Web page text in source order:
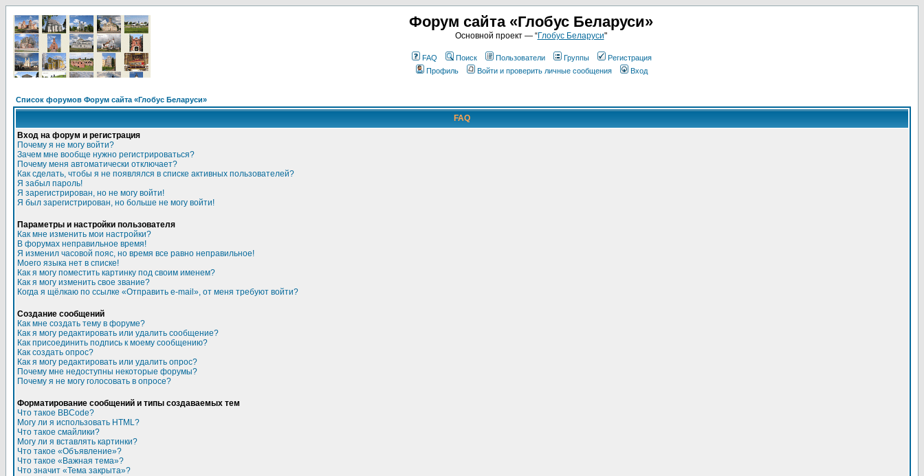
Форум сайта «Глобус Беларуси»
Основной проект — “Глобус Беларуси"
FAQ Поиск Пользователи Группы
Регистрация
Профиль
Войти и проверить личные сообщения Вход
Список форумов Форум сайта «Глобус Беларуси»
FAQ
Вход на форум и регистрация
Почему я не могу войти?
Зачем мне вообще нужно регистрироваться?
Почему меня автоматически отключает?
Как сделать, чтобы я не появлялся в списке активных пользователей?
Я забыл пароль!
Я зарегистрирован, но не могу войти!
Я был зарегистрирован, но больше не могу войти!
Параметры и настройки пользователя
Как мне изменить мои настройки?
В форумах неправильное время!
Я изменил часовой пояс, но время все равно неправильное!
Моего языка нет в списке!
Как я могу поместить картинку под своим именем?
Как я могу изменить свое звание?
Когда я щёлкаю по ссылке «Отправить e-mail», от меня требуют войти?
Создание сообщений
Как мне создать тему в форуме?
Как я могу редактировать или удалить сообщение?
Как присоединить подпись к моему сообщению?
Как создать опрос?
Как я могу редактировать или удалить опрос?
Почему мне недоступны некоторые форумы?
Почему я не могу голосовать в опросе?
Форматирование сообщений и типы создаваемых тем
Что такое BBCode?
Могу ли я использовать HTML?
Что такое смайлики?
Могу ли я вставлять картинки?
Что такое «Объявление»?
Что такое «Важная тема»?
Что значит «Тема закрыта»?